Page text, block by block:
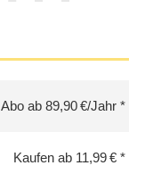
Abo ab 89,90 €/Jahr
Kaufen ab 11,99 €